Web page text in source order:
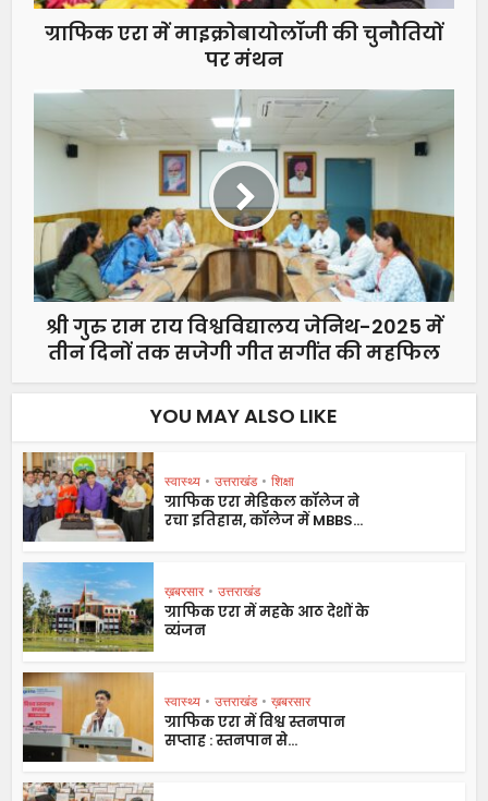
ग्राफिक एरा में माइक्रोबायोलॉजी की चुनौतियों
पर मंथन
श्री गुरु राम राय विश्वविद्यालय जेनिथ-2025 में
तीन दिनों तक सजेगी गीत सगींत की महफिल
YOU MAY ALSO LIKE
स्वास्थ्य • उत्तराखंड • शिक्षा
ग्राफिक एरा मेडिकल कॉलेज ने
रचा इतिहास, कॉलेज में MBBS...
ख़बरसार • उत्तराखंड
ग्राफिक एरा में महके आठ देशों के
व्यंजन
स्वास्थ्य • उत्तराखंड • ख़बरसार
ग्राफिक एरा में विश्व स्तनपान
सप्ताह : स्तनपान से...